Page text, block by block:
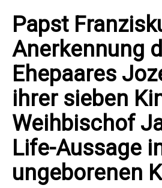
Papst
Anerkennung
Ehepaares
ihrer sieben
Weihbischof
Life-Aussage
ungeborenen